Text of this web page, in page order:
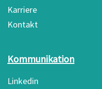
Karriere
Kontakt
Kommunikation
Linkedin